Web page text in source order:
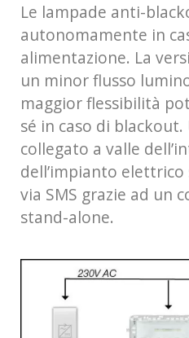
Le lampade anti-
autonomamente in
alimentazione. La
un minor flusso
maggior flessibilità
sé in caso di
collegato a valle
dell’impianto
via SMS grazie ad un
stand-alone.